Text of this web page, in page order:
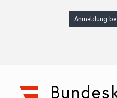
Anmeldung